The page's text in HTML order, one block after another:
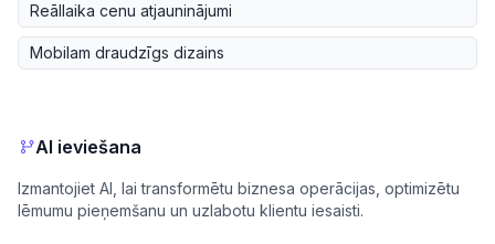
Reāllaika cenu atjauninājumi
Mobilam draudzīgs dizains
AI ieviešana
Izmantojiet AI, lai transformētu biznesa operācijas, optimizētu
lēmumu pieņemšanu un uzlabotu klientu iesaisti.